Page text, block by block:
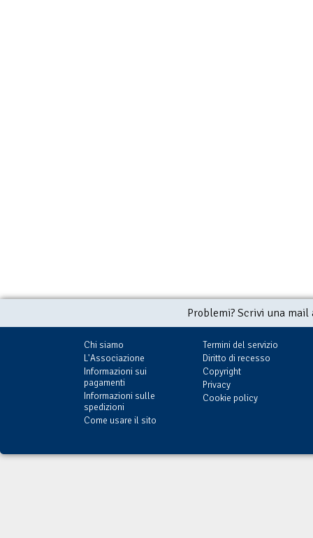
Problemi? Scrivi una
Chi siamo
L'Associazione
Informazioni sui
pagamenti
Informazioni sulle
spedizioni
Come usare il sito
Termini del servizio
Diritto di recesso
Copyright
Privacy
Cookie policy